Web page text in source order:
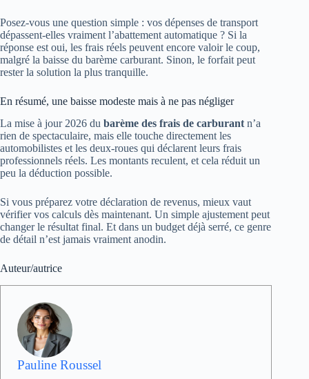
Posez-vous une question simple : vos dépenses de transport
dépassent-elles vraiment l’abattement automatique ? Si la
réponse est oui, les frais réels peuvent encore valoir le coup,
malgré la baisse du barème carburant. Sinon, le forfait peut
rester la solution la plus tranquille.
En résumé, une baisse modeste mais à ne pas négliger
La mise à jour 2026 du barème des frais de carburantn’a
rien de spectaculaire, mais elle touche directement les
automobilistes et les deux-roues qui déclarent leurs frais
professionnels réels. Les montants reculent, et cela réduit un
peu la déduction possible.
Si vous préparez votre déclaration de revenus, mieux vaut
vérifier vos calculs dès maintenant. Un simple ajustement peut
changer le résultat final. Et dans un budget déjà serré, ce genre
de détail n’est jamais vraiment anodin.
Auteur/autrice
Pauline Roussel